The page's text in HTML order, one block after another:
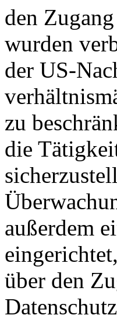
den
wurden
der US-
zu
die
außerdem
über den